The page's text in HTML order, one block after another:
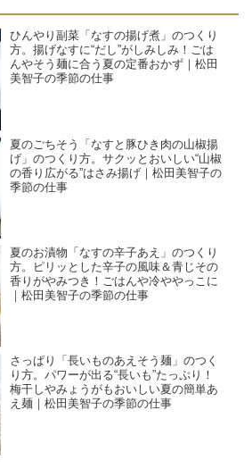
ひんやり副菜「なすの揚げ煮」のつくり
方。揚げなすに“だし”がしみしみ！ごは
んやそう麺に合う夏の定番おかず｜松田
美智子の季節の仕事
夏のごちそう「なすと豚ひき肉の山椒揚
げ」のつくり方。サクッとおいしい“山椒
の香り広がる”はさみ揚げ｜松田美智子の
季節の仕事
夏のお漬物「なすの辛子あえ」のつくり
方。ピリッとした辛子の風味＆青じその
香りがやみつき！ごはんや冷ややっこに
｜松田美智子の季節の仕事
さっぱり「長いものあえそう麺」のつく
り方。パワーが出る“長いも”たっぷり！
梅干しやみょうがもおいしい夏の簡単あ
え麺｜松田美智子の季節の仕事